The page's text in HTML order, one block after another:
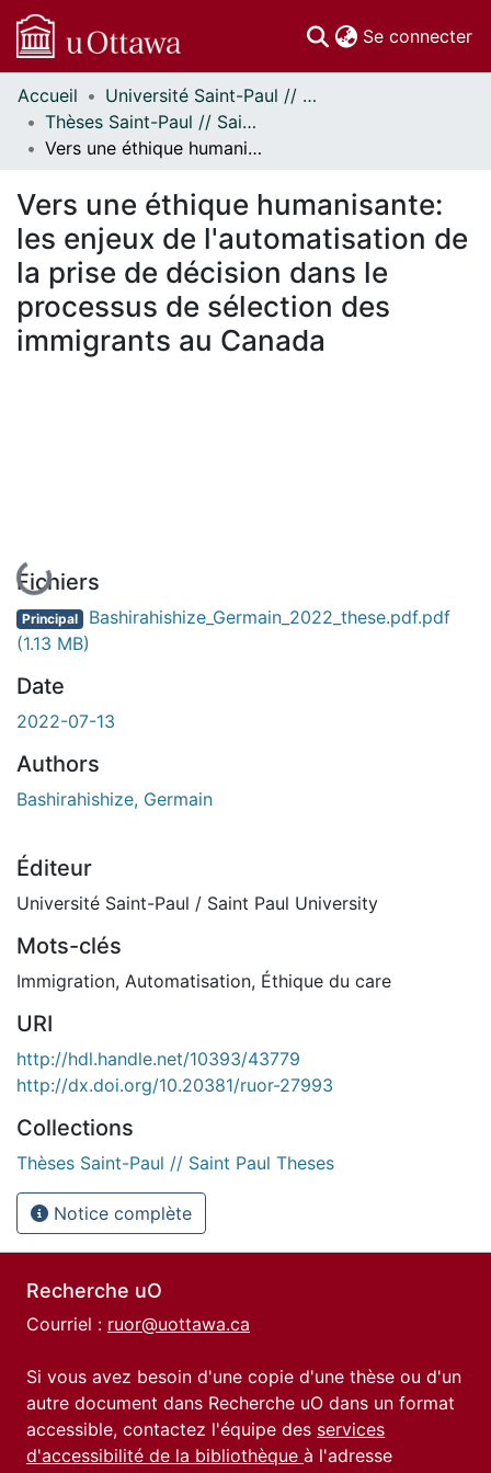
Se connecter
Communautés
et collections
Parcourir
À propos
Accueil
Université Saint-Paul // Saint Paul University
Thèses Saint-Paul // Saint Paul Theses
Vers une éthique humanisante: les enjeux de l'automatisation de la prise de décision dans le processus de sélection des immigrants au Canada
Vers une éthique humanisante:
les enjeux de l'automatisation de
la prise de décision dans le
processus de sélection des
immigrants au Canada
En cours de chargement...
Fichiers
Principal Bashirahishize_Germain_2022_these.pdf.pdf
(1.13 MB)
Date
2022-07-13
Authors
Bashirahishize, Germain
Éditeur
Université Saint-Paul / Saint Paul University
Mots-clés
Immigration, Automatisation, Éthique du care
URI
http://hdl.handle.net/10393/43779
http://dx.doi.org/10.20381/ruor-27993
Collections
Thèses Saint-Paul // Saint Paul Theses
Notice complète
Recherche uO
Courriel : ruor@uottawa.ca
Si vous avez besoin d'une copie d'une thèse ou d'un
autre document dans Recherche uO dans un format
accessible, contactez l'équipe des services
d'accessibilité de la bibliothèque à l'adresse